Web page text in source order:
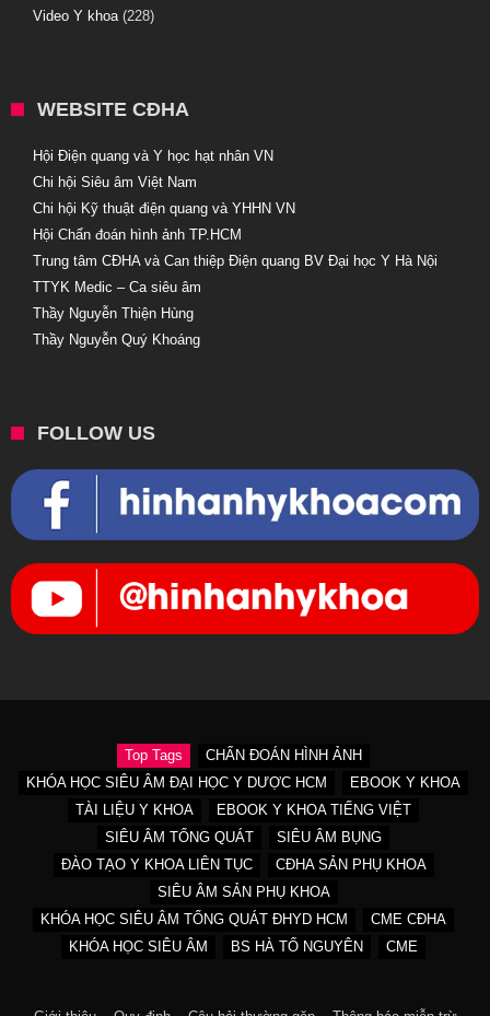
Video Y khoa(228)
WEBSITE CĐHA
Hội Điện quang và Y học hạt nhân VN
Chi hội Siêu âm Việt Nam
Chi hội Kỹ thuật điện quang và YHHN VN
Hội Chẩn đoán hình ảnh TP.HCM
Trung tâm CĐHA và Can thiệp Điện quang BV Đại học Y Hà Nội
TTYK Medic – Ca siêu âm
Thầy Nguyễn Thiện Hùng
Thầy Nguyễn Quý Khoáng
FOLLOW US
Top Tags
CHẨN ĐOÁN HÌNH ẢNH
KHÓA HỌC SIÊU ÂM ĐẠI HỌC Y DƯỢC HCM
EBOOK Y KHOA
TÀI LIỆU Y KHOA
EBOOK Y KHOA TIẾNG VIỆT
SIÊU ÂM TỔNG QUÁT
SIÊU ÂM BỤNG
ĐÀO TẠO Y KHOA LIÊN TỤC
CĐHA SẢN PHỤ KHOA
SIÊU ÂM SẢN PHỤ KHOA
KHÓA HỌC SIÊU ÂM TỔNG QUÁT ĐHYD HCM
CME CĐHA
KHÓA HỌC SIÊU ÂM
BS HÀ TỐ NGUYÊN CME